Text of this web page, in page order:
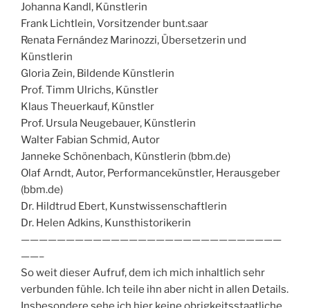
Johanna Kandl, Künstlerin
Frank Lichtlein, Vorsitzender bunt.saar
Renata Fernández Marinozzi, Übersetzerin und
Künstlerin
Gloria Zein, Bildende Künstlerin
Prof. Timm Ulrichs, Künstler
Klaus Theuerkauf, Künstler
Prof. Ursula Neugebauer, Künstlerin
Walter Fabian Schmid, Autor
Janneke Schönenbach, Künstlerin (bbm.de)
Olaf Arndt, Autor, Performancekünstler, Herausgeber
(bbm.de)
Dr. Hildtrud Ebert, Kunstwissenschaftlerin
Dr. Helen Adkins, Kunsthistorikerin
—————————————————————————————
——–
So weit dieser Aufruf, dem ich mich inhaltlich sehr
verbunden fühle. Ich teile ihn aber nicht in allen Details.